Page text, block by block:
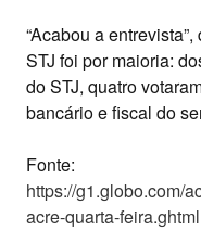
“Acabou a
STJ foi por maioria:
do STJ, quatro
bancário e fiscal do
Fonte:
https://g1.globo.com/
acre-quarta-feira.ghtml